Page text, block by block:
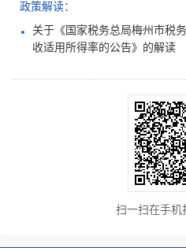
政策解读：
关于《国家税务总局梅州市税
收适用所得率的公告》的解读
扫一扫在手机